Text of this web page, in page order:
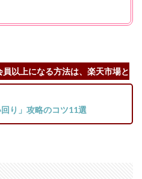
以上になる方法は、楽天市場と
り」攻略のコツ11選